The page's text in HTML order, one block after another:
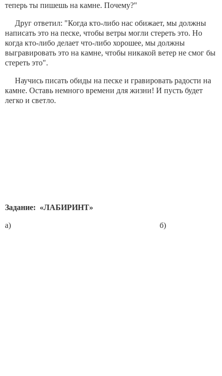
теперь ты пишешь на камне. Почему?"
Друг ответил: "Когда кто-либо нас обижает, мы должны
написать это на песке, чтобы ветры могли стереть это. Но
когда кто-либо делает что-либо хорошее, мы должны
выгравировать это на камне, чтобы никакой ветер не смог бы
стереть это".
Научись писать обиды на песке и гравировать радости на
камне. Оставь немного времени для жизни! И пусть будет
легко и светло.
Задание: «ЛАБИРИНТ»
а) б)